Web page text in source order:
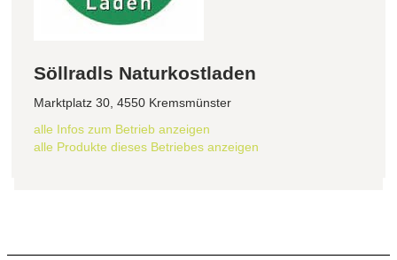
Söllradls Naturkostladen
Marktplatz 30, 4550 Kremsmünster
alle Infos zum Betrieb anzeigen
alle Produkte dieses Betriebes anzeigen